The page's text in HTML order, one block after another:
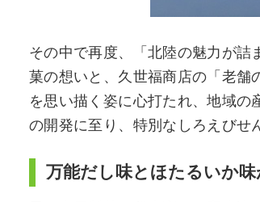
その中で再度、「北陸の魅力が詰
菓の想いと、久世福商店の「老舗
を思い描く姿に心打たれ、地域の
の開発に至り、特別なしろえびせ
万能だし味とほたるいか味